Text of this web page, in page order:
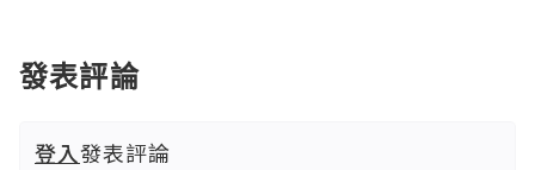
發表評論
登入發表評論